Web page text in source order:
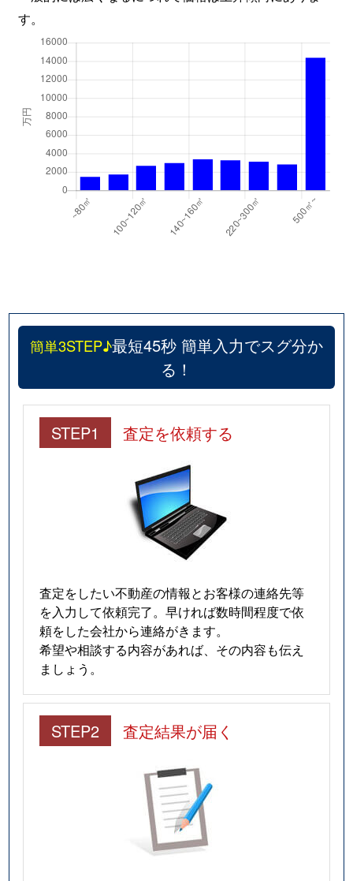
す。
簡単3STEP♪最短45秒 簡単入力でスグ分か
る！
STEP1 査定を依頼する
査定をしたい不動産の情報とお客様の連絡先等
を入力して依頼完了。早ければ数時間程度で依
頼をした会社から連絡がきます。
希望や相談する内容があれば、その内容も伝え
ましょう。
STEP2 査定結果が届く